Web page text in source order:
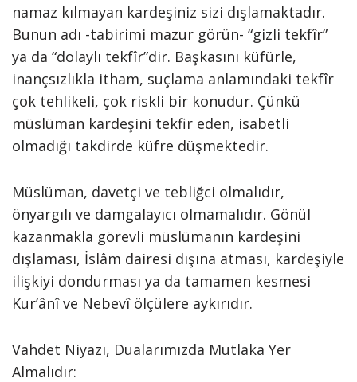
namaz kılmayan kardeşiniz sizi dışlamaktadır.
Bunun adı -tabirimi mazur görün- “gizli tekfîr”
ya da “dolaylı tekfîr”dir. Başkasını küfürle,
inançsızlıkla itham, suçlama anlamındaki tekfîr
çok tehlikeli, çok riskli bir konudur. Çünkü
müslüman kardeşini tekfir eden, isabetli
olmadığı takdirde küfre düşmektedir.
Müslüman, davetçi ve tebliğci olmalıdır,
önyargılı ve damgalayıcı olmamalıdır. Gönül
kazanmakla görevli müslümanın kardeşini
dışlaması, İslâm dairesi dışına atması, kardeşiyle
ilişkiyi dondurması ya da tamamen kesmesi
Kur’ânî ve Nebevî ölçülere aykırıdır.
Vahdet Niyazı, Dualarımızda Mutlaka Yer
Almalıdır: